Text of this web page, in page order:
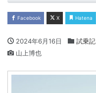
Facebook X Hatena
2024年6月16日 試乗記
山上博也